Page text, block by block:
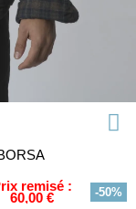
remisé :
60,00 € -50%